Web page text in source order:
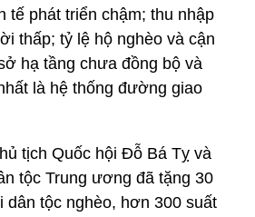
tế phát triển chậm; thu nhập
thấp; tỷ lệ hộ nghèo và cận
hạ tầng chưa đồng bộ và
là hệ thống đường giao
tịch Quốc hội Đỗ Bá Tỵ và
tộc Trung ương đã tặng 30
dân tộc nghèo, hơn 300 suất